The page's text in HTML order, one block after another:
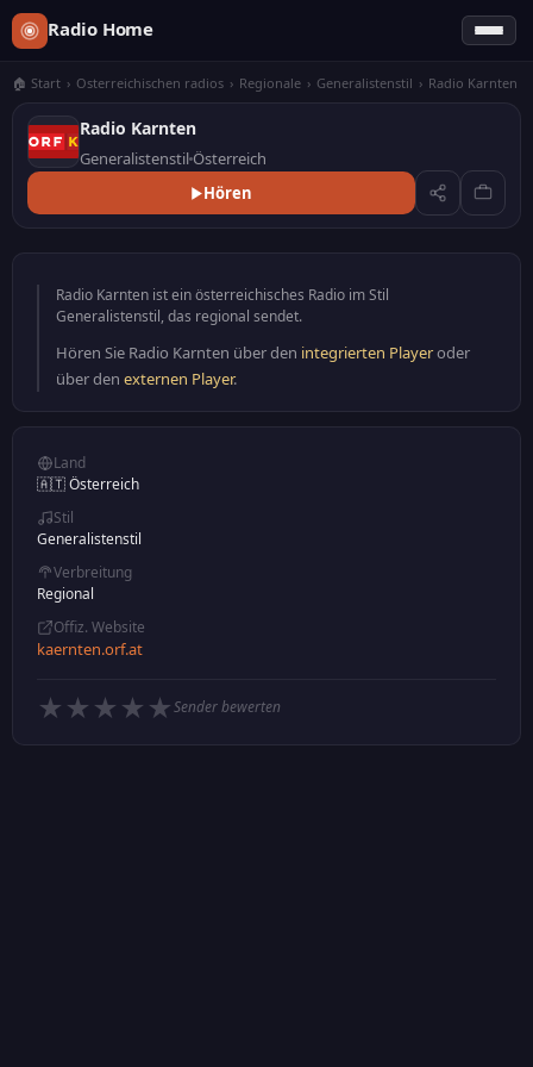
Radio Home
🏠 Start › Osterreichischen radios › Regionale › Generalistenstil › Radio Karnten
Radio Karnten
Generalistenstil Österreich
Hören
Radio Karnten ist ein österreichisches Radio im Stil
Generalistenstil, das regional sendet.
Hören Sie Radio Karnten über den integrierten Playeroder
über den externen Player.
Land
🇦🇹 Österreich
Stil
Generalistenstil
Verbreitung
Regional
Offiz. Website
kaernten.orf.at
★ ★ ★ ★ ★Sender bewerten